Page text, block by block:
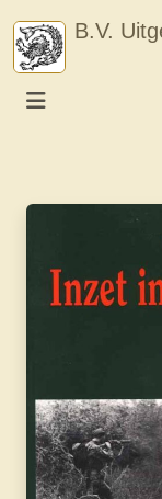
content
B.V.